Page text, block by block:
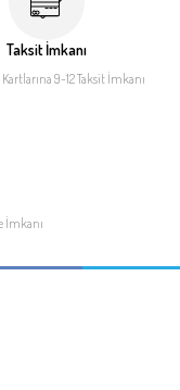
Taksit İmkanı
9-12Taksit İmkanı
İmkanı